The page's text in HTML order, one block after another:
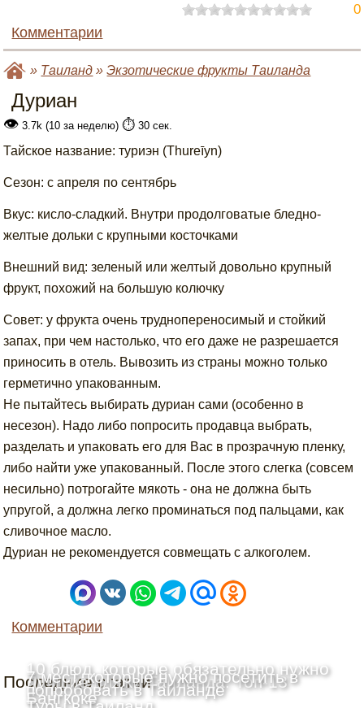
0
Комментарии
» Таиланд »Экзотические фрукты Таиланда
Дуриан
👁 3.7k (10 за неделю) ⏱️ 30 сек.
Тайское название: туриэн (Thureīyn)
Сезон: с апреля по сентябрь
Вкус: кисло-сладкий. Внутри продолговатые бледно-
желтые дольки с крупными косточками
Внешний вид: зеленый или желтый довольно крупный
фрукт, похожий на большую колючку
Совет: у фрукта очень труднопереносимый и стойкий
запах, при чем настолько, что его даже не разрешается
приносить в отель. Вывозить из страны можно только
герметично упакованным.
Не пытайтесь выбирать дуриан сами (особенно в
несезон). Надо либо попросить продавца выбрать,
разделать и упаковать его для Вас в прозрачную пленку,
либо найти уже упакованный. После этого слегка (совсем
несильно) потрогайте мякоть - она не должна быть
упругой, а должна легко проминаться под пальцами, как
сливочное масло.
Дуриан не рекомендуется совмещать с алкоголем.
Комментарии
Последние статьи
Лучшие пляжи Таиланда: Топ-13
10 блюд, которые обязательно нужно
попробовать в Таиланде
7 мест, которые нужно посетить в
Бангкоке